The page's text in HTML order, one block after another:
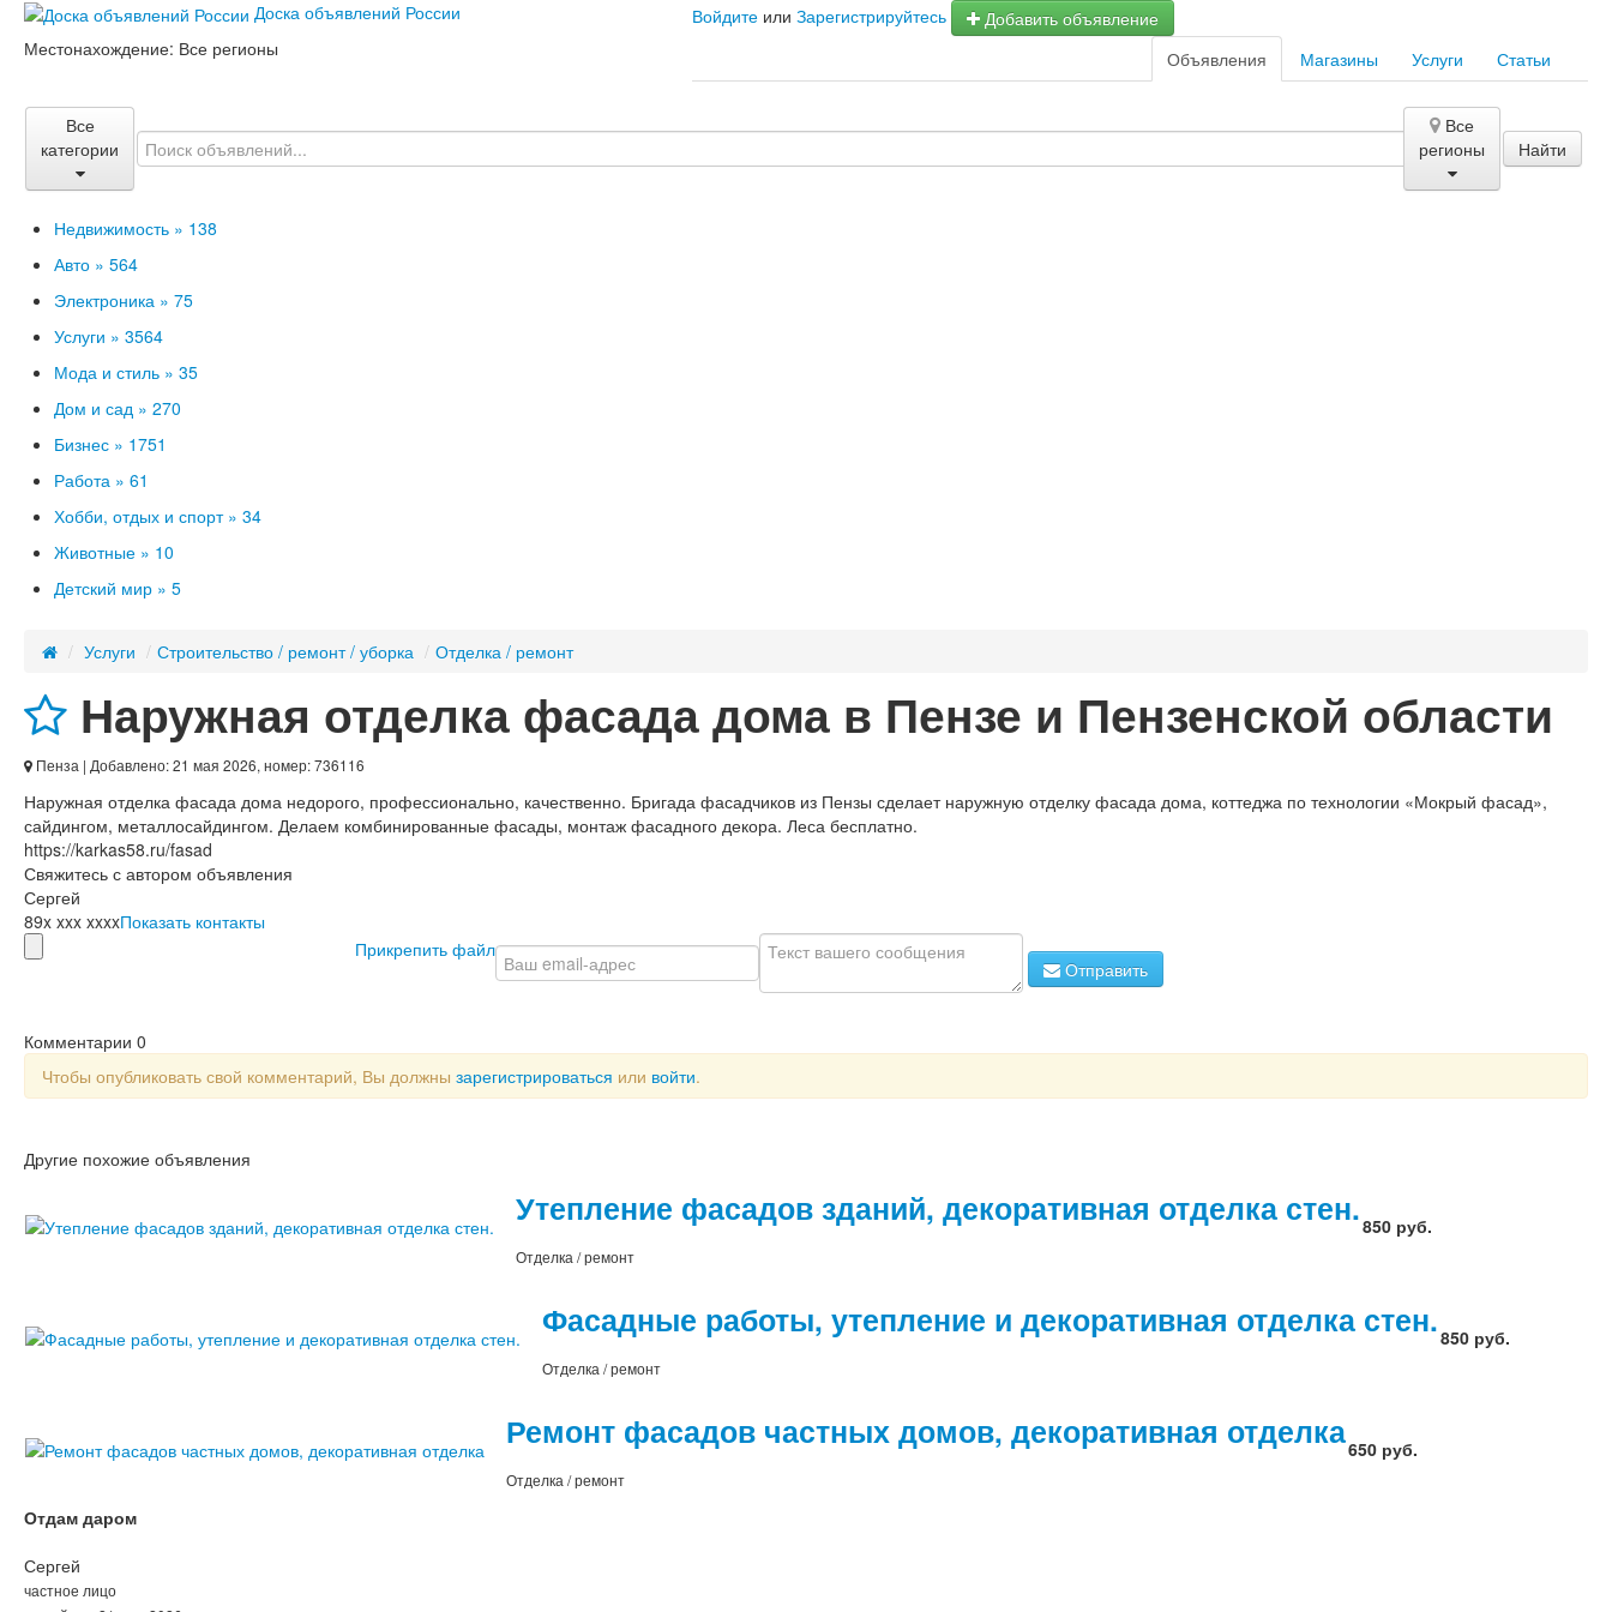
Доска объявлений России Войдите илиЗарегистрируйтесь
Добавить объявление
Местонахождение: Все регионы Статьи
Услуги
Магазины
Объявления
Все
категории
Все
регионы
Найти
Недвижимость » 138
Авто » 564
Электроника » 75
Услуги » 3564
Мода и стиль » 35
Дом и сад » 270
Бизнес » 1751
Работа » 61
Хобби, отдых и спорт » 34
Животные » 10
Детский мир » 5
/ Услуги / Строительство / ремонт / уборка / Отделка / ремонт
Наружная отделка фасада дома в Пензе и Пензенской области
Пенза | Добавлено: 21 мая 2026, номер: 736116
Наружная отделка фасада дома недорого, профессионально, качественно. Бригада фасадчиков из Пензы сделает наружную отделку фасада дома, коттеджа по технологии «Мокрый фасад»,
сайдингом, металлосайдингом. Делаем комбинированные фасады, монтаж фасадного декора. Леса бесплатно.
https://karkas58.ru/fasad
Свяжитесь с автором объявления
Сергей
89x xxx xxxxПоказать контакты
Прикрепить файл
Отправить
Комментарии 0
Чтобы опубликовать свой комментарий, Вы должны зарегистрироваться или войти.
Другие похожие объявления
Утепление фасадов зданий, декоративная отделка стен.
Отделка / ремонт
850 руб.
Фасадные работы, утепление и декоративная отделка стен.
Отделка / ремонт
850 руб.
Ремонт фасадов частных домов, декоративная отделка
Отделка / ремонт
650 руб.
Отдам даром
Сергей
частное лицо